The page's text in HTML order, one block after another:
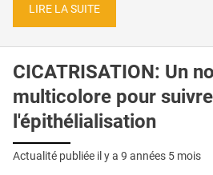
LIRE LA SUITE
CICATRISATION: Un
multicolore pour suivre
l'épithélialisation
Actualité publiée il y a 9 années 5 mois